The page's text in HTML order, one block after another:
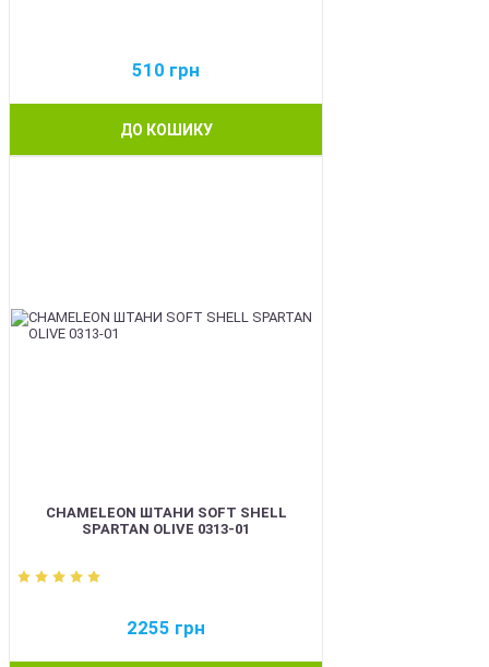
510 грн
ДО КОШИКУ
CHAMELEON ШТАНИ SOFT SHELL
SPARTAN OLIVE 0313-01
2255 грн